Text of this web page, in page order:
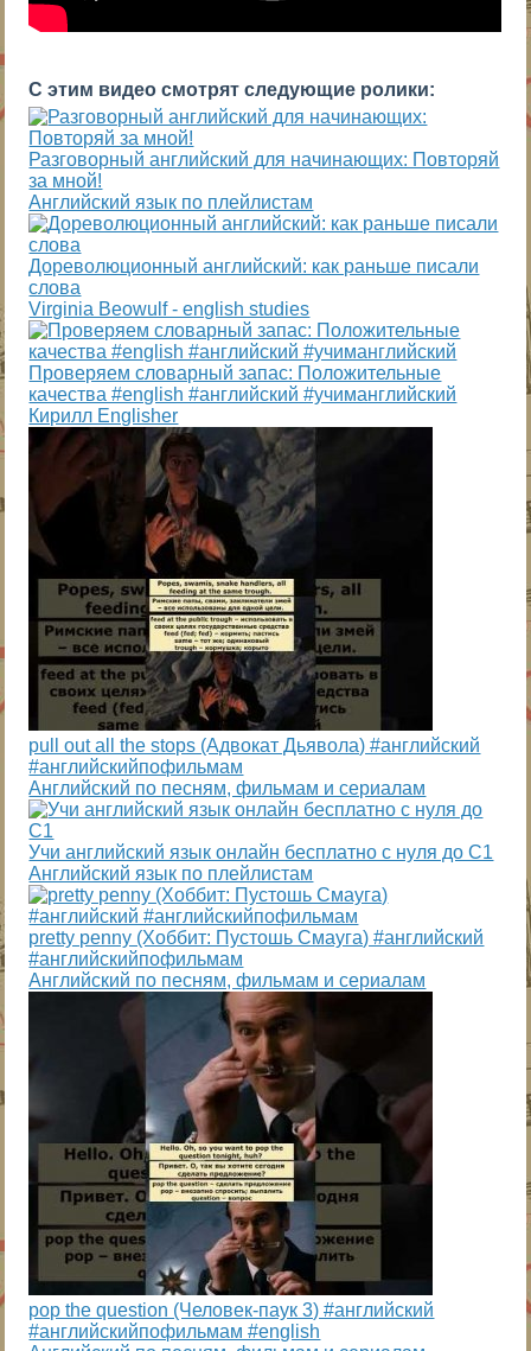
С этим видео смотрят следующие ролики:
Разговорный английский для начинающих: Повторяй
за мной!
Английский язык по плейлистам
Дореволюционный английский: как раньше писали
слова
Virginia Beowulf - english studies
Проверяем словарный запас: Положительные
качества #english #английский #учиманглийский
Кирилл Englisher
pull out all the stops (Адвокат Дьявола) #английский
#английскийпофильмам
Английский по песням, фильмам и сериалам
Учи английский язык онлайн бесплатно с нуля до С1
Английский язык по плейлистам
pretty penny (Хоббит: Пустошь Смауга) #английский
#английскийпофильмам
Английский по песням, фильмам и сериалам
pop the question (Человек-паук 3) #английский
#английскийпофильмам #english